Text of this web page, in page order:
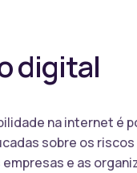
digital
na internet é
sobre os
e as